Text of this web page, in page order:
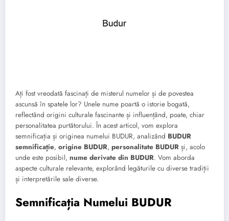
Ați fost vreodată fascinați de misterul numelor și de povestea
ascunsă în spatele lor? Unele nume poartă o istorie bogată,
reflectând origini culturale fascinante și influențând, poate, chiar
personalitatea purtătorului. În acest articol, vom explora
semnificația și originea numelui BUDUR, analizând BUDUR
semnificație, origine BUDUR, personalitate BUDUR și, acolo
unde este posibil, nume derivate din BUDUR. Vom aborda
aspecte culturale relevante, explorând legăturile cu diverse tradiții
și interpretările sale diverse.
Semnificația Numelui BUDUR